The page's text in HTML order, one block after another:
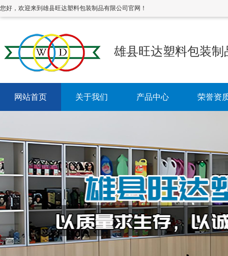
您好，欢迎来到雄县旺达塑料包装制品有限公司官网！
雄县旺达塑料包装制
网站首页 关于我们 产品中心 荣誉资